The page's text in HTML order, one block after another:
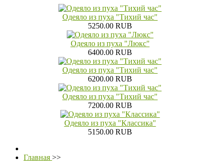
Одеяло из пуха "Тихий час"
5250.00 RUB
Одеяло из пуха "Люкс"
6400.00 RUB
Одеяло из пуха "Тихий час"
6200.00 RUB
Одеяло из пуха "Тихий час"
7200.00 RUB
Одеяло из пуха "Классика"
5150.00 RUB
Главная >>